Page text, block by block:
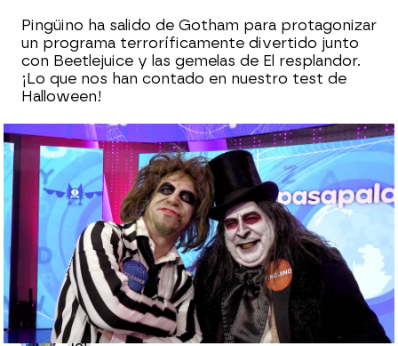
Pingüino ha salido de Gotham para protagonizar
un programa terroríficamente divertido junto
con Beetlejuice y las gemelas de El resplandor.
¡Lo que nos han contado en nuestro test de
Halloween!
La hilarante ronda de chistes de Agustín
Jiménez sobre Halloween: ¡para morirse
de risa!
Alberto Mendo